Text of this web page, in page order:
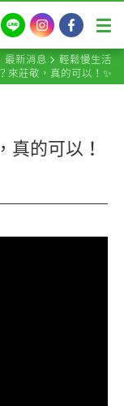
LINE InstagramFacebook
最新消息
輕鬆慢生活
來莊敬，真的可以！✨
真的可以！